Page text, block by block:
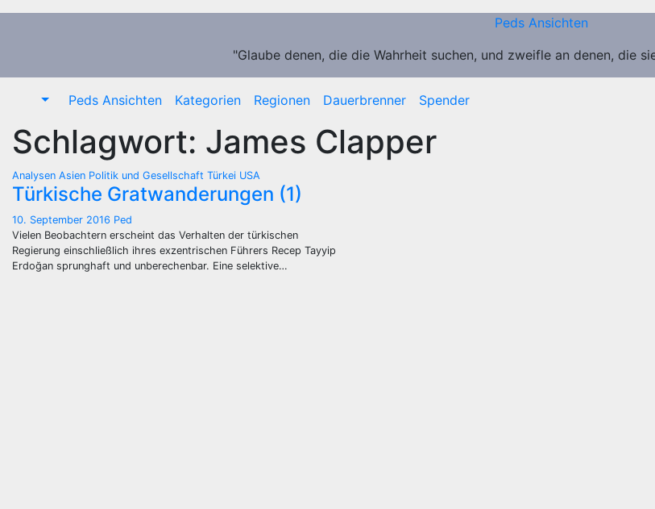
Zum
Peds Ansichten
"Glaube denen, die die Wahrheit suchen, und zweifle an denen, die
Peds Ansichten Kategorien Regionen Dauerbrenner Spender
Schlagwort: James Clapper
Analysen Asien Politik und Gesellschaft Türkei USA
Türkische Gratwanderungen (1)
10. September 2016 Ped
Vielen Beobachtern erscheint das Verhalten der türkischen
Regierung einschließlich ihres exzentrischen Führers Recep Tayyip
Erdoğan sprunghaft und unberechenbar. Eine selektive…